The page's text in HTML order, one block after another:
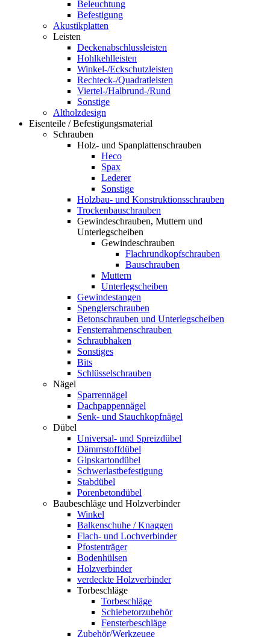
Beleuchtung
Befestigung
Akustikplatten
Leisten
Deckenabschlussleisten
Hohlkehlleisten
Winkel-/Eckschutzleisten
Rechteck-/Quadratleisten
Viertel-/Halbrund-/Rund
Sonstige
Altholzdesign
Eisenteile / Befestigungsmaterial
Schrauben
Holz- und Spanplattenschrauben
Heco
Spax
Lederer
Sonstige
Holzbau- und Konstruktionsschrauben
Trockenbauschrauben
Gewindeschrauben, Muttern und
Unterlegscheiben
Gewindeschrauben
Flachrundkopfschrauben
Bauschrauben
Muttern
Unterlegscheiben
Gewindestangen
Spenglerschrauben
Betonschrauben und Unterlegscheiben
Fensterrahmenschrauben
Schraubhaken
Sonstiges
Bits
Schlüsselschrauben
Nägel
Sparrennägel
Dachpappennägel
Senk- und Stauchkopfnägel
Dübel
Universal- und Spreizdübel
Dämmstoffdübel
Gipskartondübel
Schwerlastbefestigung
Stabdübel
Porenbetondübel
Baubeschläge und Holzverbinder
Winkel
Balkenschuhe / Knaggen
Flach- und Lochverbinder
Pfostenträger
Bodenhülsen
Holzverbinder
verdeckte Holzverbinder
Torbeschläge
Torbeschläge
Schiebetorzubehör
Fensterbeschläge
Zubehör/Werkzeuge